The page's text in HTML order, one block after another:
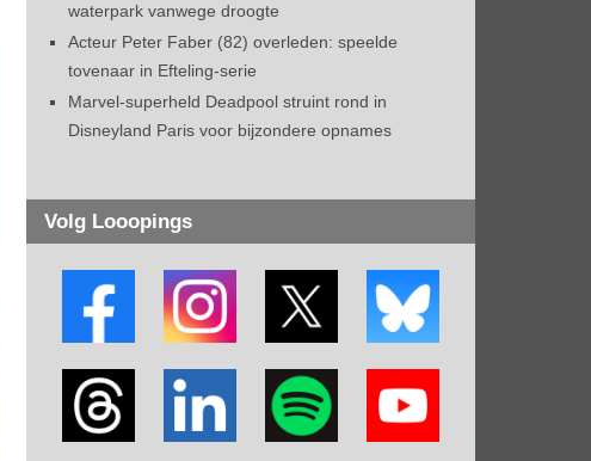
waterpark vanwege droogte
Acteur Peter Faber (82) overleden: speelde
tovenaar in Efteling-serie
Marvel-superheld Deadpool struint rond in
Disneyland Paris voor bijzondere opnames
Volg Looopings